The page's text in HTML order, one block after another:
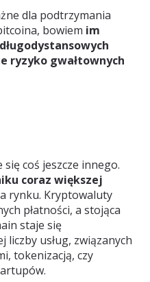
dla podtrzymania
bowiem im
ryzyko gwałtownych
coś jeszcze innego.
coraz większej
rynku. Kryptowaluty
płatności, a stojąca
staje się
usług, związanych
tokenizacją, czy